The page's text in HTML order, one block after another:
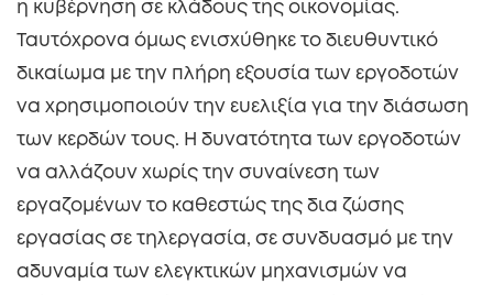
η κυβέρνηση σε κλάδους της οικονομίας.
Ταυτόχρονα όμως ενισχύθηκε το διευθυντικό
δικαίωμα με την πλήρη εξουσία των εργοδοτών
να χρησιμοποιούν την ευελιξία για την διάσωση
των κερδών τους. Η δυνατότητα των εργοδοτών
να αλλάζουν χωρίς την συναίνεση των
εργαζομένων το καθεστώς της δια ζώσης
εργασίας σε τηλεργασία, σε συνδυασμό με την
αδυναμία των ελεγκτικών μηχανισμών να